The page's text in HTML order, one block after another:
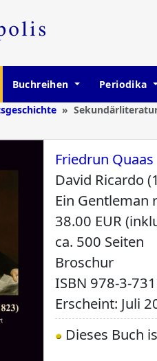
Buchreihen Periodika
Friedrun Quaas
David Ricardo
Ein
38.00 EUR
ca. 500 Seiten
Broschur
ISBN 978-3-
Erscheint: Juli
Dieses Buch